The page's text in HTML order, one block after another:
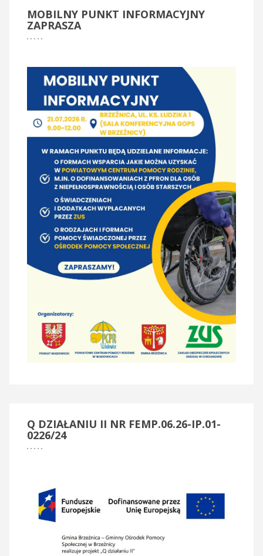
MOBILNY PUNKT INFORMACYJNY
ZAPRASZA
Q DZIAŁANIU II NR FEMP.06.26-IP.01-
0226/24